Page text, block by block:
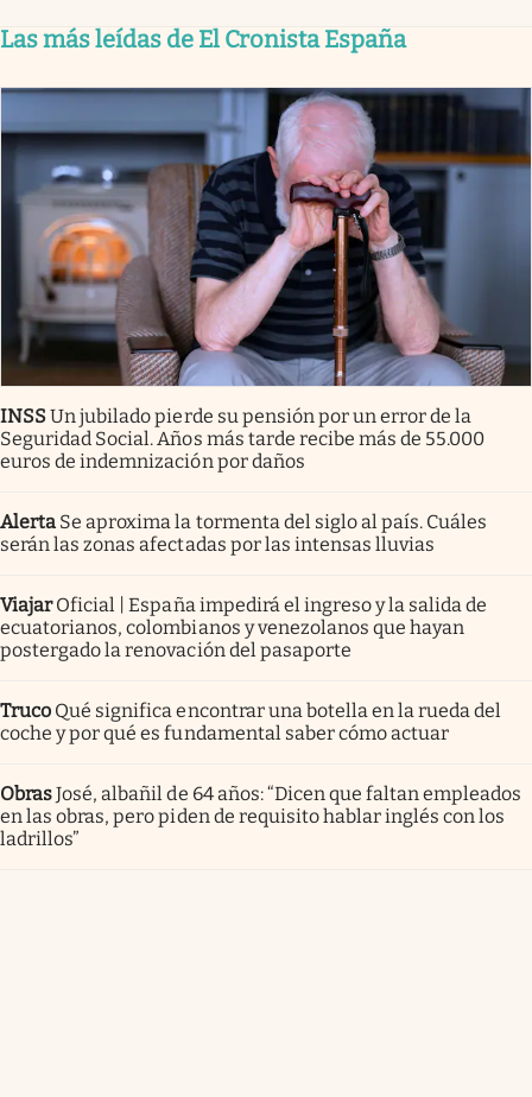
Las más leídas de El Cronista España
INSSUn jubilado pierde su pensión por un error de la
Seguridad Social. Años más tarde recibe más de 55.000
euros de indemnización por daños
Alerta Se aproxima la tormenta del siglo al país. Cuáles
serán las zonas afectadas por las intensas lluvias
Viajar Oficial | España impedirá el ingreso y la salida de
ecuatorianos, colombianos y venezolanos que hayan
postergado la renovación del pasaporte
Truco Qué significa encontrar una botella en la rueda del
coche y por qué es fundamental saber cómo actuar
ObrasJosé, albañil de 64 años: “Dicen que faltan empleados
en las obras, pero piden de requisito hablar inglés con los
ladrillos”